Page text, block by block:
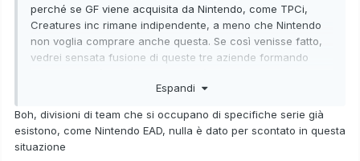
perché se GF viene acquisita da Nintendo, come TPCi,
Creatures inc rimane indipendente, a meno che Nintendo
non voglia comprare anche questa. Se così venisse fatto,
vedrei sensata fusione di queste tre aziende formando
videogiochi principali e spin off.
Espandi
Boh, divisioni di team che si occupano di specifiche serie già
esistono, come Nintendo EAD, nulla è dato per scontato in questa
situazione